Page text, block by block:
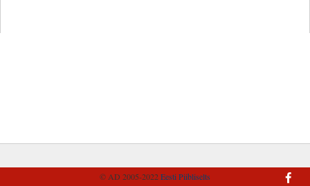
© AD 2005-2022Eesti Piibliselts